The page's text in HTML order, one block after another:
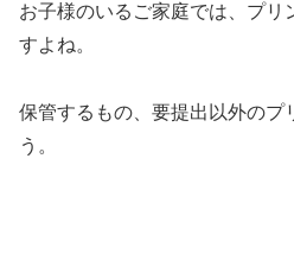
お子様のいるご家庭では、プリ
すよね。
保管するもの、要提出以外のプ
う。